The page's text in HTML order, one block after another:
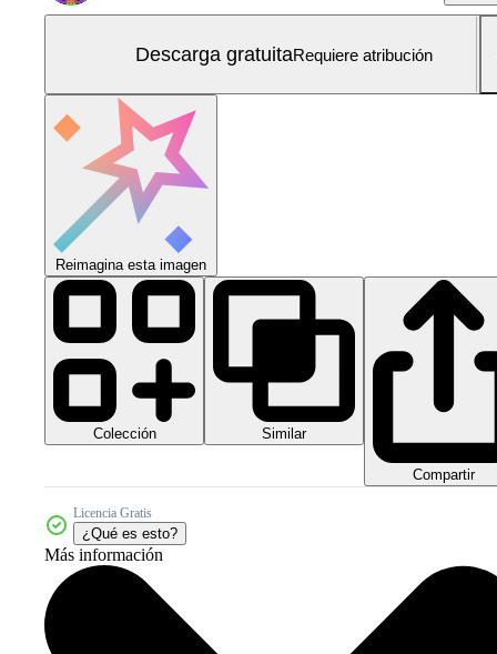
Descarga gratuitaRequiere atribución
Reimagina esta imagen
Colección Similar
Compartir
Licencia Gratis
¿Qué es esto?
Más información